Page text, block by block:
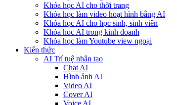
Khóa học AI cho thời trang
Khóa học làm video hoạt hình bằng AI
Khóa học AI cho học sinh, sinh viên
Khóa hoc AI trong kinh doanh
Khóa học làm Youtube view ngoại
Kiến thức
AI Trí tuệ nhân tạo
Chat AI
Hình ảnh AI
Video AI
Cover AI
Voice AI